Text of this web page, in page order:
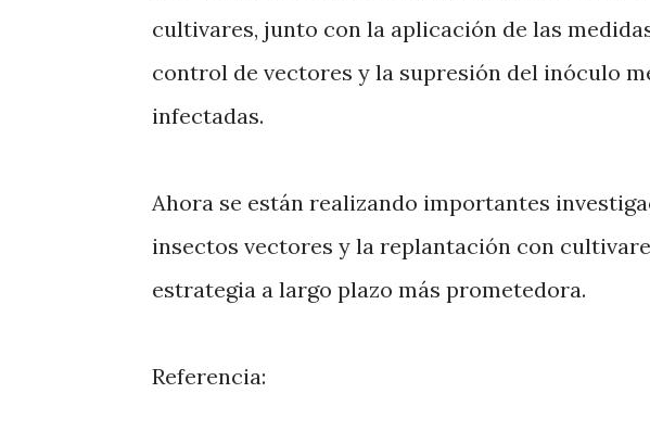
cultivares, junto con la aplicación de las
control de vectores y la supresión del inóculo
infectadas.
Ahora se están realizando importantes
insectos vectores y la replantación con
estrategia a largo plazo más prometedora.
Referencia: